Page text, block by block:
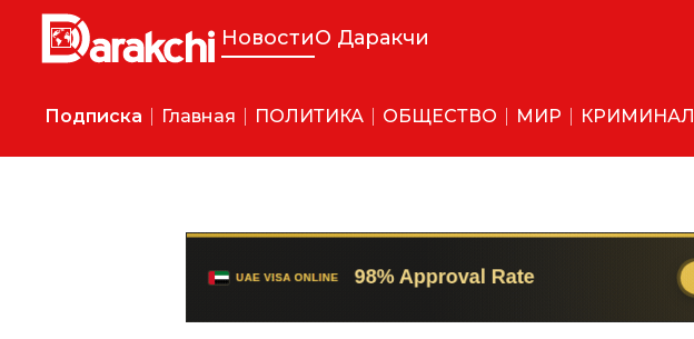
НовостиО Даракчи
Подписка Главная ПОЛИТИКА ОБЩЕСТВО МИР КРИМИНАЛ
Главная ОБЩЕСТВО